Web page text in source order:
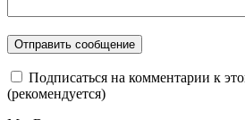
Подписаться на комментарии к
(рекомендуется)